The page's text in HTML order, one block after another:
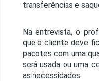
transferências e
Na entrevista, o
que o cliente deve
pacotes com uma
será usada ou uma
as necessidades.